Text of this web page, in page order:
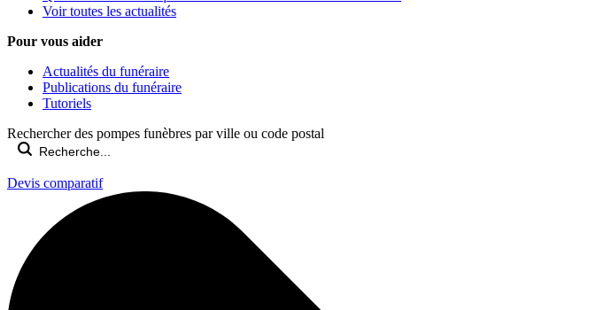
Voir toutes les actualités
Pour vous aider
Actualités du funéraire
Publications du funéraire
Tutoriels
Rechercher des pompes funèbres par ville ou code postal
Devis comparatif